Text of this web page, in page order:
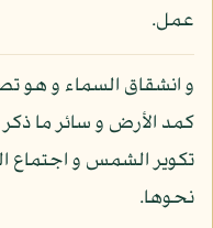
عمل.
و انشقاق السماء و هو
كمد الأرض و سائر ما
تكوير الشمس و اجتماع
نحوها.